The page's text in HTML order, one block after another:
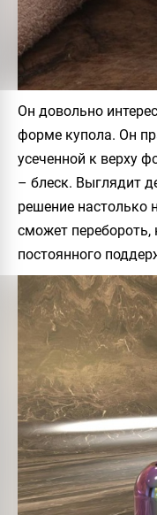
Он довольно
форме купола. Он
усеченной к верху
– блеск. Выглядит
решение настолько
сможет перебороть,
постоянного